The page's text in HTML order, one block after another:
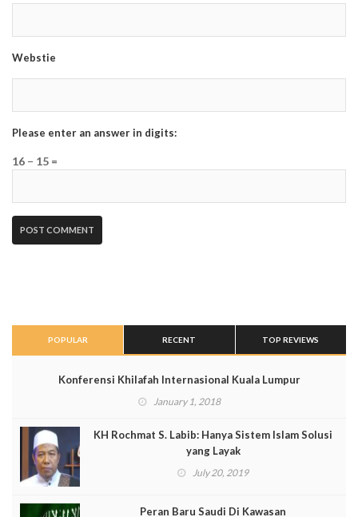
Webstie
Please enter an answer in digits:
16 − 15 =
POPULAR RECENT TOP REVIEWS
Konferensi Khilafah Internasional Kuala Lumpur
January 1, 2018
KH Rochmat S. Labib: Hanya Sistem Islam Solusi
yang Layak
July 20, 2019
Peran Baru Saudi Di Kawasan